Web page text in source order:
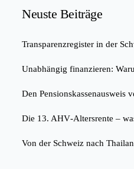
Neuste Beiträge
Transparenzregister in der
Unabhängig finanzieren:
Den Pensionskassenausweis
Die 13. AHV‑Altersrente –
Von der Schweiz nach